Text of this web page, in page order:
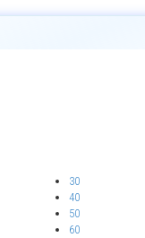
30
40
50
60